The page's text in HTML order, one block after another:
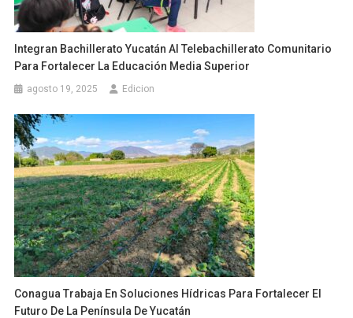
Integran Bachillerato Yucatán Al Telebachillerato Comunitario
Para Fortalecer La Educación Media Superior
agosto 19, 2025 Edicion
Conagua Trabaja En Soluciones Hídricas Para Fortalecer El
Futuro De La Península De Yucatán